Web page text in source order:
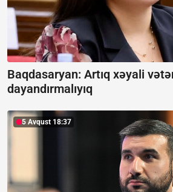
Baqdasaryan: Artıq xəyali
dayandırmalıyıq
5 Avqust 18:37